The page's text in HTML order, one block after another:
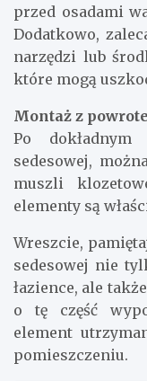
przed osadami
Dodatkowo,
narzędzi lub
które mogą
Montaż z
Po
sedesowej,
muszli
elementy są
Wreszcie,
sedesowej nie
łazience, ale
o tę część
element
pomieszczeniu.